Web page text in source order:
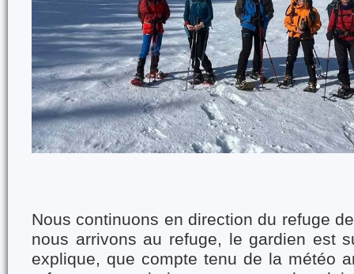
Nous continuons en direction du refuge
nous arrivons au refuge, le gardien est
explique, que compte tenu de la météo